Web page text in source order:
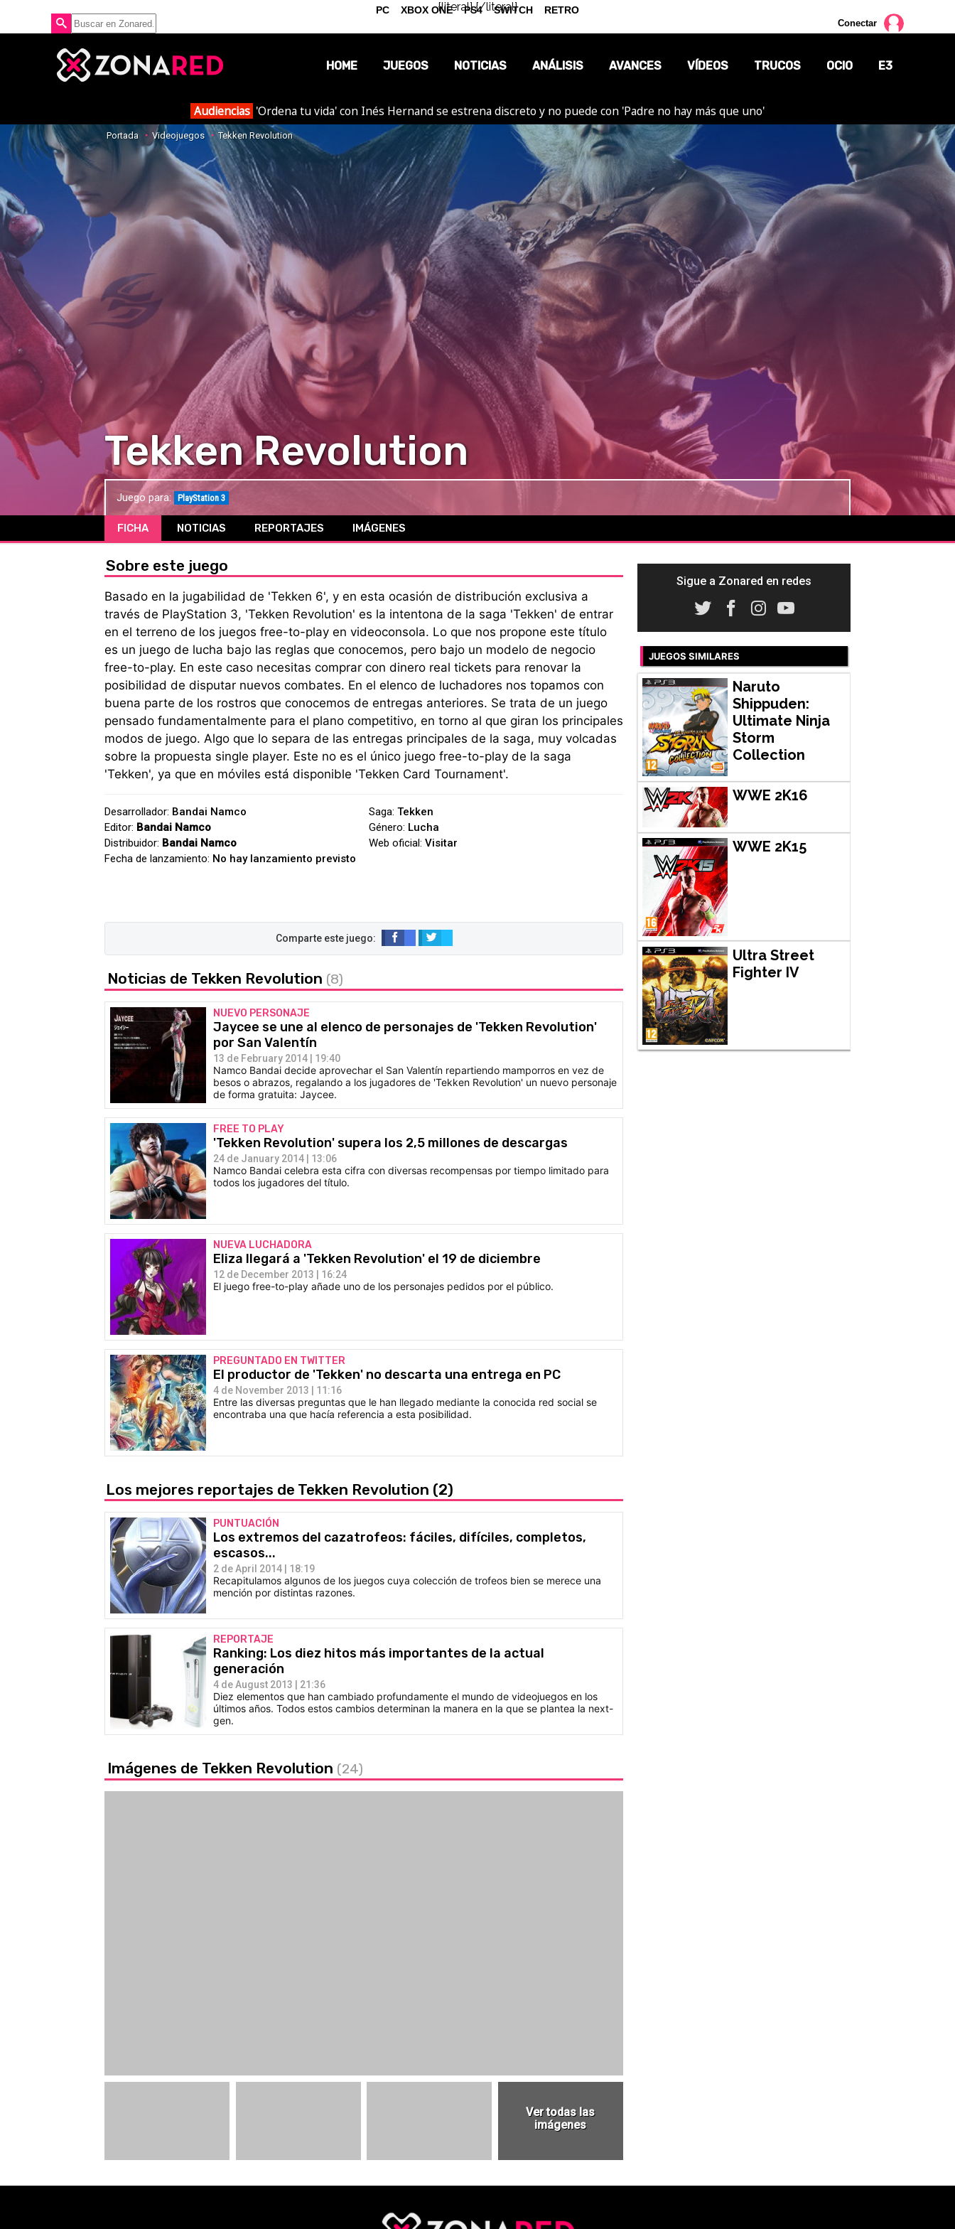
{literal}{/literal}
Conectar
HOME JUEGOS NOTICIAS
OPINIÓN
REPORTAJES
ANÁLISIS AVANCES VÍDEOS TRUCOS OCIO
TV
CÓMICS
MANGA
E3
Audiencias 'Ordena tu vida' con Inés Hernand se estrena discreto y no puede con 'Padre no hay más que uno'
Portada Videojuegos Tekken Revolution
Tekken Revolution
Juego para: PlayStation 3
FICHA NOTICIAS REPORTAJES IMÁGENES
Sobre este juego
Basado en la jugabilidad de 'Tekken 6', y en esta ocasión de distribución exclusiva a
través de PlayStation 3, 'Tekken Revolution' es la intentona de la saga 'Tekken' de entrar
en el terreno de los juegos free-to-play en videoconsola. Lo que nos propone este título
es un juego de lucha bajo las reglas que conocemos, pero bajo un modelo de negocio
free-to-play. En este caso necesitas comprar con dinero real tickets para renovar la
posibilidad de disputar nuevos combates. En el elenco de luchadores nos topamos con
buena parte de los rostros que conocemos de entregas anteriores. Se trata de un juego
pensado fundamentalmente para el plano competitivo, en torno al que giran los principales
modos de juego. Algo que lo separa de las entregas principales de la saga, muy volcadas
sobre la propuesta single player. Este no es el único juego free-to-play de la saga
'Tekken', ya que en móviles está disponible 'Tekken Card Tournament'.
Desarrollador: Bandai Namco
Editor: Bandai Namco
Distribuidor: Bandai Namco
Fecha de lanzamiento: No hay lanzamiento previsto
Saga:Tekken
Género: Lucha
Web oficial:Visitar
Noticias de Tekken Revolution (8)
NUEVO PERSONAJE
Jaycee se une al elenco de personajes de 'Tekken Revolution'
por San Valentín
13 de February 2014 | 19:40
Namco Bandai decide aprovechar el San Valentín repartiendo mamporros en vez de
besos o abrazos, regalando a los jugadores de 'Tekken Revolution' un nuevo personaje
de forma gratuita: Jaycee.
FREE TO PLAY
'Tekken Revolution' supera los 2,5 millones de descargas
24 de January 2014 | 13:06
Namco Bandai celebra esta cifra con diversas recompensas por tiempo limitado para
todos los jugadores del título.
NUEVA LUCHADORA
Eliza llegará a 'Tekken Revolution' el 19 de diciembre
12 de December 2013 | 16:24
El juego free-to-play añade uno de los personajes pedidos por el público.
PREGUNTADO EN TWITTER
El productor de 'Tekken' no descarta una entrega en PC
4 de November 2013 | 11:16
Entre las diversas preguntas que le han llegado mediante la conocida red social se
encontraba una que hacía referencia a esta posibilidad.
Los mejores reportajes de Tekken Revolution (2)
PUNTUACIÓN
Los extremos del cazatrofeos: fáciles, difíciles, completos,
escasos...
2 de April 2014 | 18:19
Recapitulamos algunos de los juegos cuya colección de trofeos bien se merece una
mención por distintas razones.
REPORTAJE
Ranking: Los diez hitos más importantes de la actual
generación
4 de August 2013 | 21:36
Diez elementos que han cambiado profundamente el mundo de videojuegos en los
últimos años. Todos estos cambios determinan la manera en la que se plantea la next-
gen.
Imágenes de Tekken Revolution (24)
Sigue a Zonared en redes
JUEGOS SIMILARES
Naruto
Shippuden:
Ultimate Ninja
Storm
Collection
WWE 2K16
WWE 2K15
Ultra Street
Fighter IV
PC XBOX ONE PS4 SWITCH RETRO